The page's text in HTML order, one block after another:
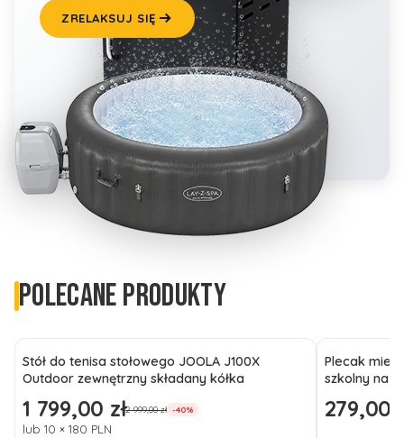
ZRELAKSUJ SIĘ
POLECANE PRODUKTY
Stół do tenisa stołowego JOOLA J100X
Outdoor zewnętrzny składany kółka
Cena promocyjna
1 799,00 zł2 999,00 zł -40%
lub 10 × 180 PLN
Plecak
szkolny na
Cena
279,00